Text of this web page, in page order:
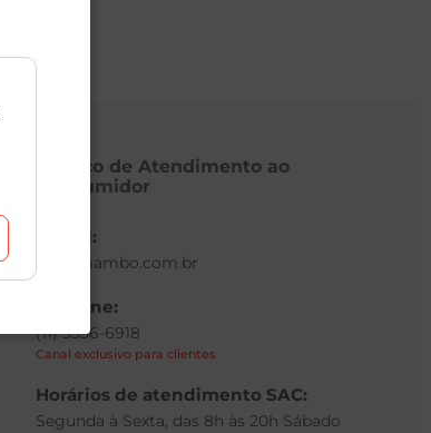
Serviço de Atendimento ao
Consumidor
E-mail:
sac@mambo.com.br
Telefone:
(11) 3336-6918
Canal exclusivo para clientes
Horários de atendimento SAC:
Segunda à Sexta, das 8h às 20h Sábado